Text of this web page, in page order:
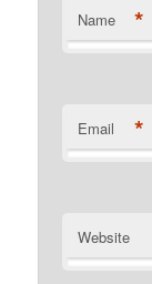
Name *
Email *
Website